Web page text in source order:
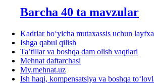
Barcha 40 ta mavzular
Kadrlar boʻyicha mutaхassis uchun
Ishga qabul qilish
Ta’tillar va boshqa dam olish vaqtlari
Mehnat daftarchasi
My.mehnat.uz
Ish haqi, kompensatsiya va boshqa